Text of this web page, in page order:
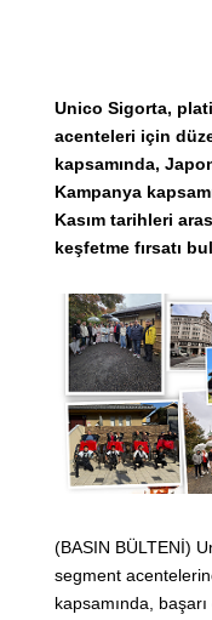
Unico Sigorta,
acenteleri için
kapsamında,
Kampanya
Kasım tarihleri
keşfetme fırsatı
(BASIN BÜLTENİ)
segment
kapsamında,